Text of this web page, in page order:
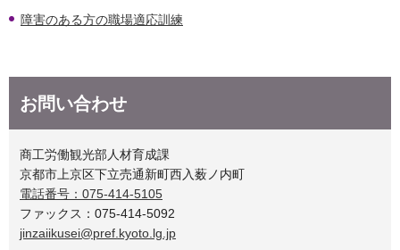
障害のある方の職場適応訓練
お問い合わせ
商工労働観光部人材育成課
京都市上京区下立売通新町西入薮ノ内町
電話番号：075-414-5105
ファックス：075-414-5092
jinzaiikusei@pref.kyoto.lg.jp